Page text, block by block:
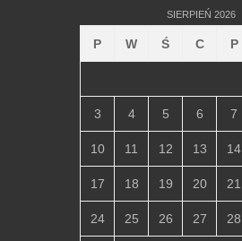
SIERPIEŃ 2026
P W Ś C P
3 4 5 6 7
10 11 12 13 14
17 18 19 20 21
24 25 26 27 28